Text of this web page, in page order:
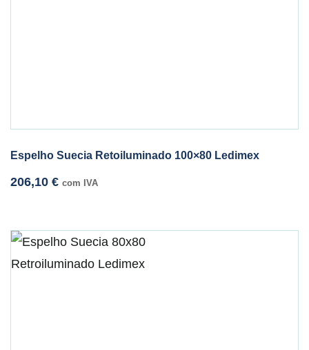
Espelho Suecia Retoiluminado 100×80 Ledimex
206,10 € com IVA